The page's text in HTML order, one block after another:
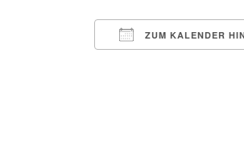
ZUM KALENDER